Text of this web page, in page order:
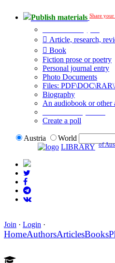
Publish materials Share
Article, research,
Book
Fiction prose or poetry
Personal journal entry
Photo Documents
Files:
Biography
An audiobook or other
Create a poll
Austria
World
LIBRARY of
Join · Login ·
HomeAuthorsArticlesBooks